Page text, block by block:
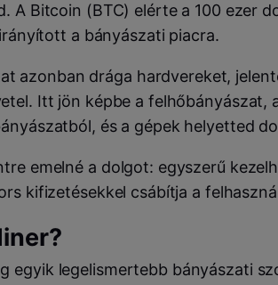
A Bitcoin (BTC) elérte a 100 ezer
a bányászati piacra.
azonban drága hardvereket,
Itt jön képbe a felhőbányászat,
és a gépek helyetted
emelné a dolgot: egyszerű
kifizetésekkel csábítja a
egyik legelismertebb bányászati